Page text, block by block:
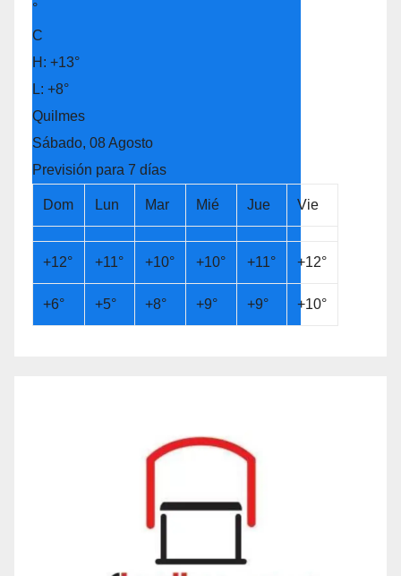
°
C
H: +13°
L: +8°
Quilmes
Sábado, 08 Agosto
Previsión para 7 días
Dom Lun Mar Mié Jue Vie
+12° +11° +10° +10° +11° +12°
+6° +5° +8° +9° +9° +10°